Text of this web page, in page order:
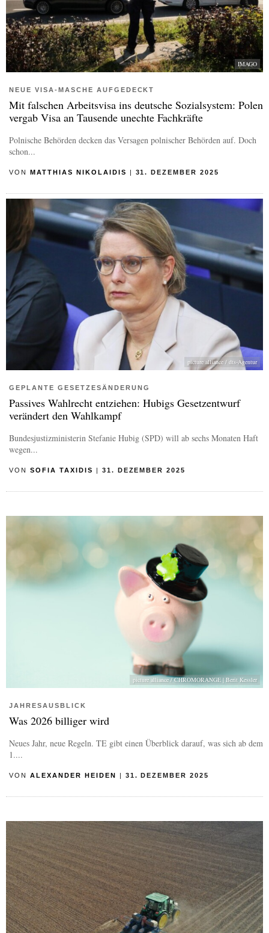
IMAGO
NEUE VISA-MASCHE AUFGEDECKT
Mit falschen Arbeitsvisa ins deutsche Sozialsystem: Polen
vergab Visa an Tausende unechte Fachkräfte
Polnische Behörden decken das Versagen polnischer Behörden auf. Doch
schon...
VON MATTHIAS NIKOLAIDIS | 31. DEZEMBER 2025
picture alliance / dts-Agentur
GEPLANTE GESETZESÄNDERUNG
Passives Wahlrecht entziehen: Hubigs Gesetzentwurf
verändert den Wahlkampf
Bundesjustizministerin Stefanie Hubig (SPD) will ab sechs Monaten Haft
wegen...
VON SOFIA TAXIDIS 31. DEZEMBER 2025
picture alliance / CHROMORANGE | Berit Kessler
JAHRESAUSBLICK
Was 2026 billiger wird
Neues Jahr, neue Regeln. TE gibt einen Überblick darauf, was sich ab dem
1....
VON ALEXANDER HEIDEN 31. DEZEMBER 2025